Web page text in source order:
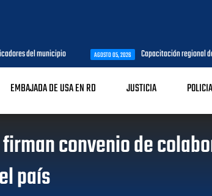
05, 2026 Capacitación regional de la OACI culmina: CESAC fue
EMBAJADA DE USA EN RD JUSTICIA
convenio de
país